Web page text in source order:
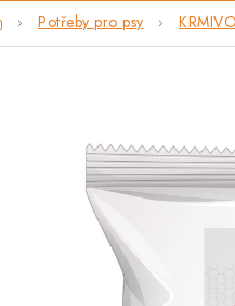
DomůPotřeby pro psy KRMIVO